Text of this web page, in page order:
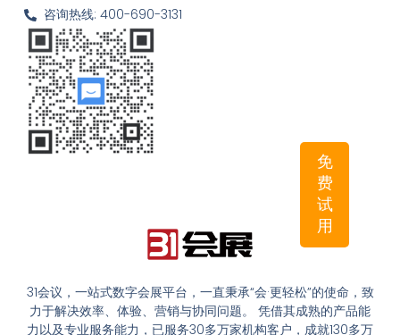
免
费
试
用
31会议，一站式数字会展平台，一直秉承“会·更轻松”的使命，致
力于解决效率、体验、营销与协同问题。 凭借其成熟的产品能
力以及专业服务能力，已服务30多万家机构客户，成就130多万
咨询热线: 400-690-3131